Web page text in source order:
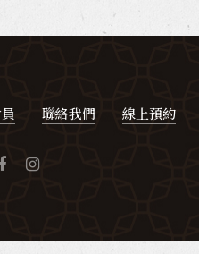
聯絡我們 線上預約